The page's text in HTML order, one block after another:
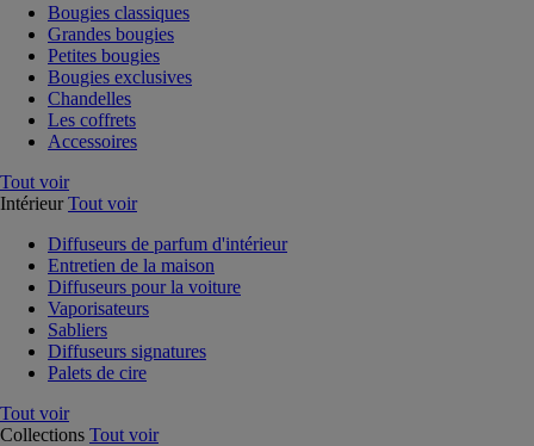
Bougies classiques
Grandes bougies
Petites bougies
Bougies exclusives
Chandelles
Les coffrets
Accessoires
Tout voir
Intérieur Tout voir
Diffuseurs de parfum d'intérieur
Entretien de la maison
Diffuseurs pour la voiture
Vaporisateurs
Sabliers
Diffuseurs signatures
Palets de cire
Tout voir
Collections Tout voir